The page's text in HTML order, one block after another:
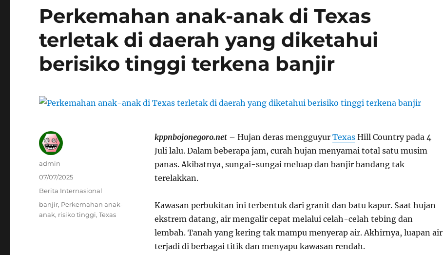
Perkemahan anak-anak di Texas
terletak di daerah yang diketahui
berisiko tinggi terkena banjir
kppnbojonegoro.net – Hujan deras mengguyur TexasHill Country pada 4
Juli lalu. Dalam beberapa jam, curah hujan menyamai total satu musim
panas. Akibatnya, sungai-sungai meluap dan banjir bandang tak
terelakkan.
Kawasan perbukitan ini terbentuk dari granit dan batu kapur. Saat hujan
ekstrem datang, air mengalir cepat melalui celah-celah tebing dan
lembah. Tanah yang kering tak mampu menyerap air. Akhirnya, luapan air
terjadi di berbagai titik dan menyapu kawasan rendah.
Author
admin
Posted
07/07/2025
Categories
Berita Internasional
Tags
banjir, Perkemahan anak-
anak, risiko tinggi,Texas